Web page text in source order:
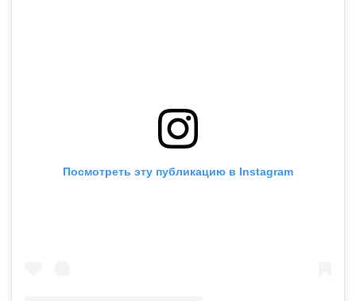
Посмотреть эту публикацию в Instagram